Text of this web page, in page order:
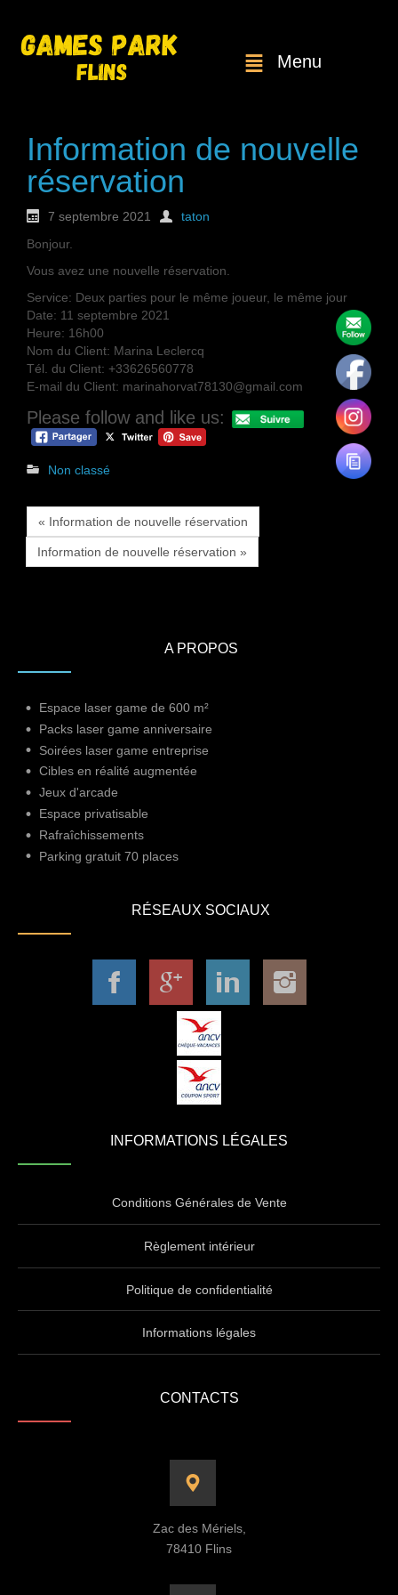
Menu
Information de nouvelle
réservation
7 septembre 2021
taton
Bonjour.
Vous avez une nouvelle réservation.
Service: Deux parties pour le même joueur, le même jour
Date: 11 septembre 2021
Heure: 16h00
Nom du Client: Marina Leclercq
Tél. du Client: +33626560778
E-mail du Client: marinahorvat78130@gmail.com
Please follow and like us:
Non classé
« Information de nouvelle réservation
Information de nouvelle réservation »
A PROPOS
Espace laser game de 600 m²
Packs laser game anniversaire
Soirées laser game entreprise
Cibles en réalité augmentée
Jeux d'arcade
Espace privatisable
Rafraîchissements
Parking gratuit 70 places
RÉSEAUX SOCIAUX
INFORMATIONS LÉGALES
Conditions Générales de Vente
Règlement intérieur
Politique de confidentialité
Informations légales
CONTACTS
Zac des Mériels,
78410 Flins